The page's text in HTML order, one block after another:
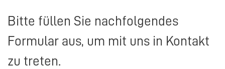
Bitte füllen Sie nachfolgendes
Formular aus, um mit uns in Kontakt
zu treten.